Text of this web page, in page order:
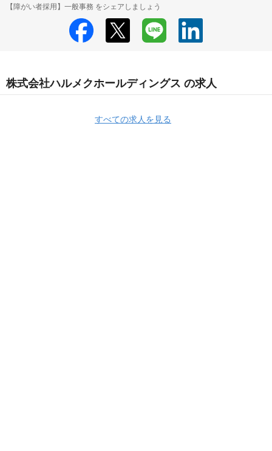
【障がい者採用】一般事務 をシェアしましょう
株式会社ハルメクホールディングス の求人
すべての求人を見る